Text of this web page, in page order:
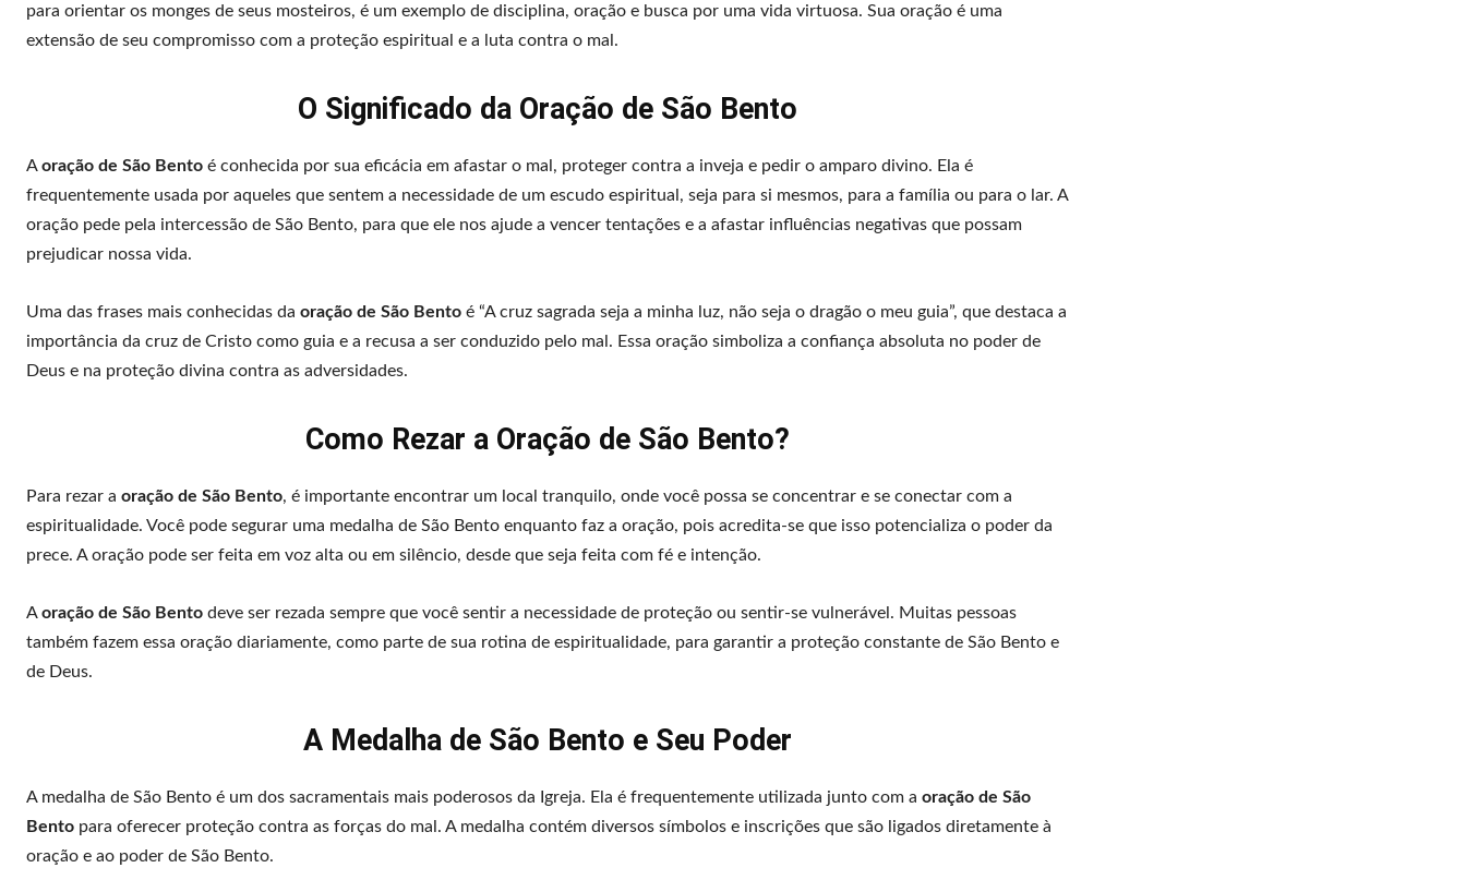
para orientar os monges de seus mosteiros, é um exemplo de disciplina, oração e busca por uma vida virtuosa. Sua oração é uma
extensão de seu compromisso com a proteção espiritual e a luta contra o mal.
O Significado da Oração de São Bento
Aoração de São Bento é conhecida por sua eficácia em afastar o mal, proteger contra a inveja e pedir o amparo divino. Ela é
frequentemente usada por aqueles que sentem a necessidade de um escudo espiritual, seja para si mesmos, para a família ou para o lar. A
oração pede pela intercessão de São Bento, para que ele nos ajude a vencer tentações e a afastar influências negativas que possam
prejudicar nossa vida.
Uma das frases mais conhecidas da oração de São Bento é “A cruz sagrada seja a minha luz, não seja o dragão o meu guia”, que destaca a
importância da cruz de Cristo como guia e a recusa a ser conduzido pelo mal. Essa oração simboliza a confiança absoluta no poder de
Deus e na proteção divina contra as adversidades.
Como Rezar a Oração de São Bento?
Para rezar a oração de São Bento, é importante encontrar um local tranquilo, onde você possa se concentrar e se conectar com a
espiritualidade. Você pode segurar uma medalha de São Bento enquanto faz a oração, pois acredita-se que isso potencializa o poder da
prece. A oração pode ser feita em voz alta ou em silêncio, desde que seja feita com fé e intenção.
Aoração de São Bento deve ser rezada sempre que você sentir a necessidade de proteção ou sentir-se vulnerável. Muitas pessoas
também fazem essa oração diariamente, como parte de sua rotina de espiritualidade, para garantir a proteção constante de São Bento e
de Deus.
A Medalha de São Bento e Seu Poder
A medalha de São Bento é um dos sacramentais mais poderosos da Igreja. Ela é frequentemente utilizada junto com a oração de São
Bento para oferecer proteção contra as forças do mal. A medalha contém diversos símbolos e inscrições que são ligados diretamente à
oração e ao poder de São Bento.